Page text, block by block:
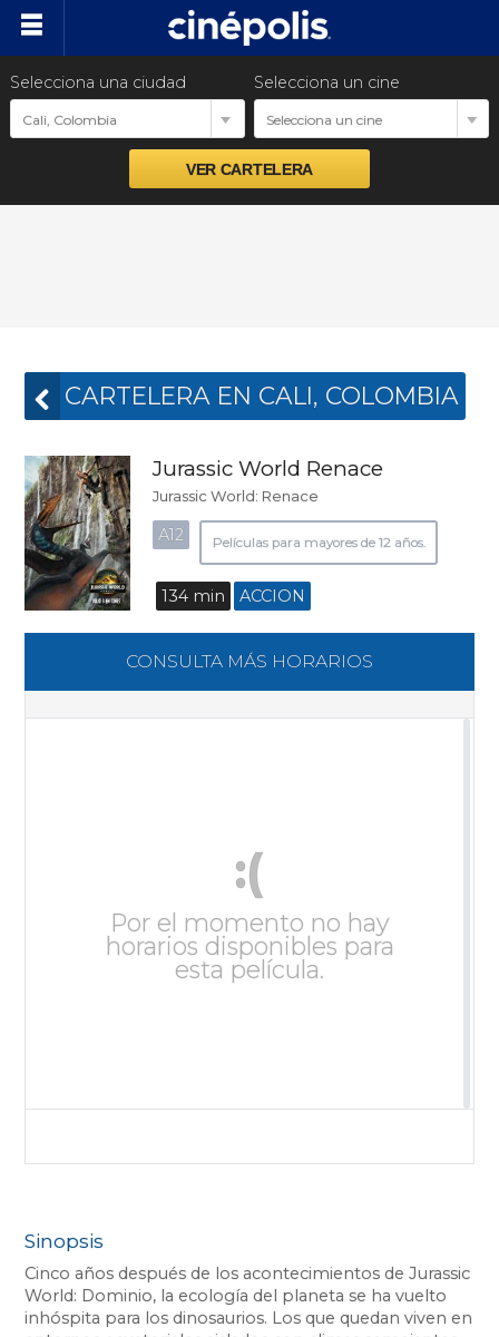
Selecciona una ciudad
Cali, Colombia
Selecciona un cine
Selecciona un cine
CARTELERA EN CALI, COLOMBIA
Jurassic World Renace
Jurassic World: Renace
A12 Películas para mayores de 12 años.
134 min ACCION
CONSULTA MÁS HORARIOS
:(
Por el momento no hay
horarios disponibles para
esta película.
Sinopsis
Cinco años después de los acontecimientos de Jurassic
World: Dominio, la ecología del planeta se ha vuelto
inhóspita para los dinosaurios. Los que quedan viven en